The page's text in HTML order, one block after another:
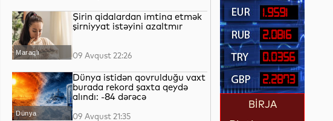
Maraqlı
Şirin qidalardan imtina etmək
şirniyyat istəyini azaltmır
09 Avqust 22:26
Dünya
Dünya istidən qovrulduğu vaxt
burada rekord şaxta qeydə
alındı: -84 dərəcə
09 Avqust 21:35
1.9591
2.0816
0.0356
2.2873
BİRJA